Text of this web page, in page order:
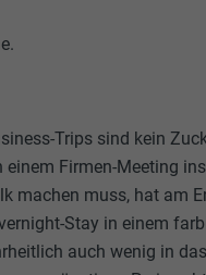
Trips sind kein
Firmen-Meeting
machen muss, hat am
Stay in einem
auch wenig in